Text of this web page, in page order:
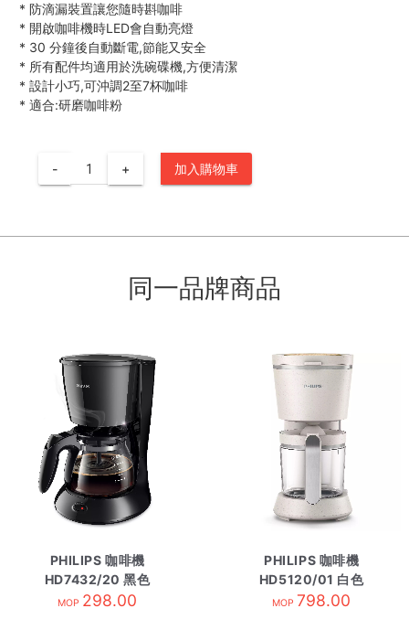
* 防滴漏裝置讓您隨時斟咖啡
* 開啟咖啡機時LED會自動亮燈
* 30 分鐘後自動斷電,節能又安全
* 所有配件均適用於洗碗碟機,方便清潔
* 設計小巧,可沖調2至7杯咖啡
* 適合:研磨咖啡粉
- + 加入購物車
同一品牌商品
PHILIPS 咖啡機
HD7432/20 黑色
MOP 298.00
PHILIPS 咖啡機
HD5120/01 白色
MOP 798.00